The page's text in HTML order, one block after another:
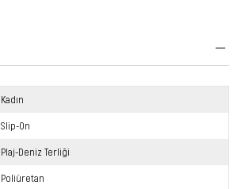
Kadın
Slip-On
Plaj-Deniz Terliği
Poliüretan